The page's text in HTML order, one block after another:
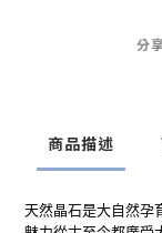
分
商品描述
天然晶石是大自然孕